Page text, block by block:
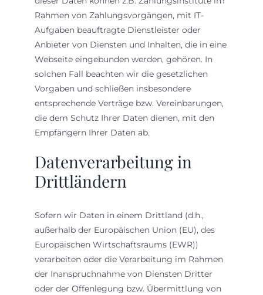
Rahmen von Zahlungsvorgängen, mit IT-
Aufgaben beauftragte Dienstleister oder
Anbieter von Diensten und Inhalten, die in eine
Webseite eingebunden werden, gehören. In
solchen Fall beachten wir die gesetzlichen
Vorgaben und schließen insbesondere
entsprechende Verträge bzw. Vereinbarungen,
die dem Schutz Ihrer Daten dienen, mit den
Empfängern Ihrer Daten ab.
Datenverarbeitung in
Drittländern
Sofern wir Daten in einem Drittland (d.h.,
außerhalb der Europäischen Union (EU), des
Europäischen Wirtschaftsraums (EWR))
verarbeiten oder die Verarbeitung im Rahmen
der Inanspruchnahme von Diensten Dritter
oder der Offenlegung bzw. Übermittlung von